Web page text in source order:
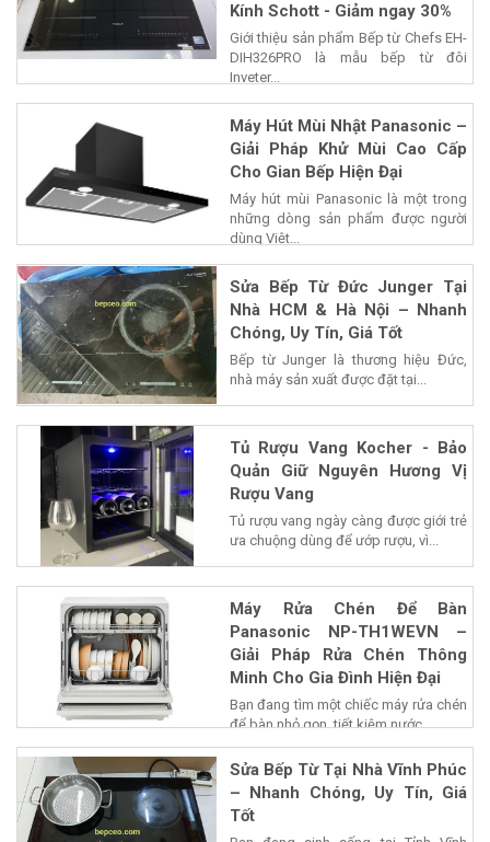
Kính Schott - Giảm ngay 30%
Giới thiệu sản phẩm Bếp từ Chefs EH-
DIH326PRO là mẫu bếp từ đôi
Inveter...
Máy Hút Mùi Nhật Panasonic –
Giải Pháp Khử Mùi Cao Cấp
Cho Gian Bếp Hiện Đại
Máy hút mùi Panasonic là một trong
những dòng sản phẩm được người
dùng Việt...
Sửa Bếp Từ Đức Junger Tại
Nhà HCM & Hà Nội – Nhanh
Chóng, Uy Tín, Giá Tốt
Bếp từ Junger là thương hiệu Đức,
nhà máy sản xuất được đặt tại...
Tủ Rượu Vang Kocher - Bảo
Quản Giữ Nguyên Hương Vị
Rượu Vang
Tủ rượu vang ngày càng được giới trẻ
ưa chuộng dùng để ướp rượu, vì...
Máy Rửa Chén Để Bàn
Panasonic NP-TH1WEVN –
Giải Pháp Rửa Chén Thông
Minh Cho Gia Đình Hiện Đại
Bạn đang tìm một chiếc máy rửa chén
để bàn nhỏ gọn, tiết kiệm nước...
Sửa Bếp Từ Tại Nhà Vĩnh Phúc
– Nhanh Chóng, Uy Tín, Giá
Tốt